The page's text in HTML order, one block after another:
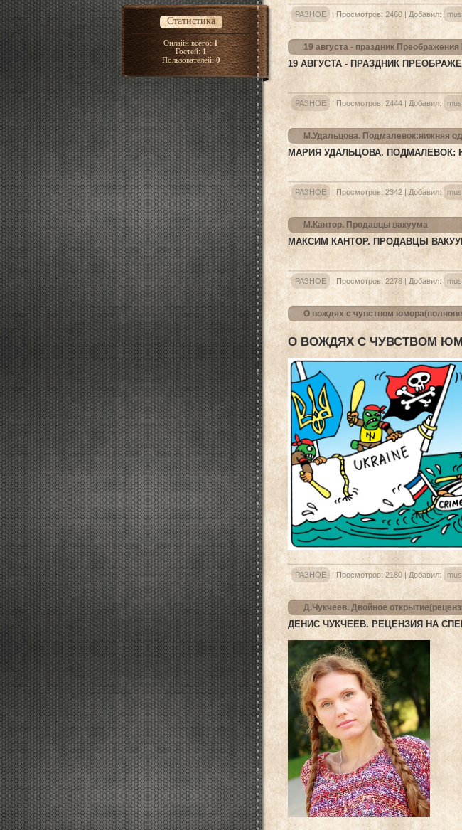
Статистика
Онлайн всего:1
Гостей:1
Пользователей:0
РАЗНОЕ | Просмотров: 2460|Добавил:
19 августа - праздник
19 АВГУСТА - ПРАЗДНИК
РАЗНОЕ | Просмотров: 2444| Добавил:
М.Удальцова. Подмалевок:нижняя
МАРИЯ УДАЛЬЦОВА.
РАЗНОЕ |Просмотров: 2342| Добавил:
М.Кантор. Продавцы вакуума
МАКСИМ КАНТОР. ПРОДАВЦЫ
РАЗНОЕ | Просмотров: 2278|Добавил:
О вождях с чувством
О ВОЖДЯХ С ЧУВСТВОМ
РАЗНОЕ Просмотров: 2180|Добавил:
Д.Чукчеев. Двойное
ДЕНИС ЧУКЧЕЕВ. РЕЦЕНЗИЯ НА